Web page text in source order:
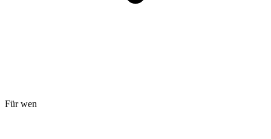
Für wen